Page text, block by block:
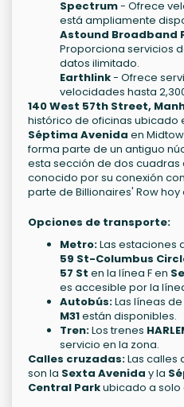
Spectrum- Ofrece
está ampliamente
Astound Broadband
Proporciona servicios
datos ilimitado.
Earthlink- Ofrece
velocidades hasta
140 West 57th Street,
histórico de oficinas ubicado
Séptima Avenida en
forma parte de un antiguo
esta sección de dos cuadras
conocido por su conexión
parte de Billionaires' Row hoy
Opciones de transporte:
Metro:Las estaciones
59 St-Columbus
57 St en la línea F en
es accesible por la
Autobús:Las líneas
M31están disponibles.
Tren:Los trenes
servicio en la zona.
Calles cruzadas:Las calles
son la Sexta Avenida y la
Central Parkubicado a solo